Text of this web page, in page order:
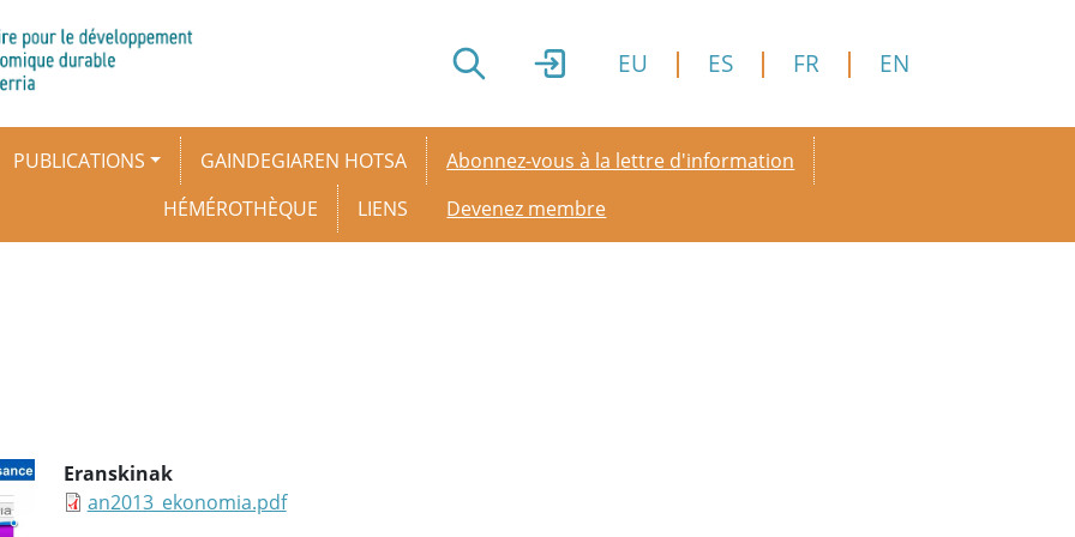
EU ES FR EN
PUBLICATIONS
GAINDEGIAREN HOTSA
HÉMÉROTHÈQUE
LIENS
Secondary menu
Abonnez-vous à la lettre d'information
Devenez membre
Eranskinak
an2013_ekonomia.pdf